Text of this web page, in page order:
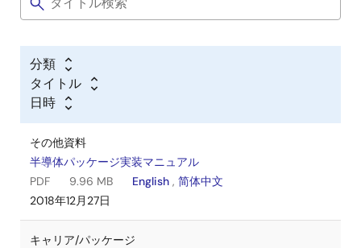
分類
タイトル
日時
その他資料
半導体パッケージ実装マニュアル
PDF
9.96 MB English , 简体中文
2018年12月27日
キャリア/パッケージ